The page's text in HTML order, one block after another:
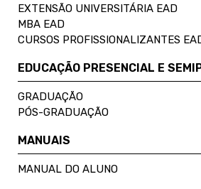
EXTENSÃO UNIVERSITÁRIA EAD
MBA EAD
CURSOS PROFISSIONALIZANTES
EDUCAÇÃO PRESENCIAL E
GRADUAÇÃO
PÓS-GRADUAÇÃO
MANUAIS
MANUAL DO ALUNO